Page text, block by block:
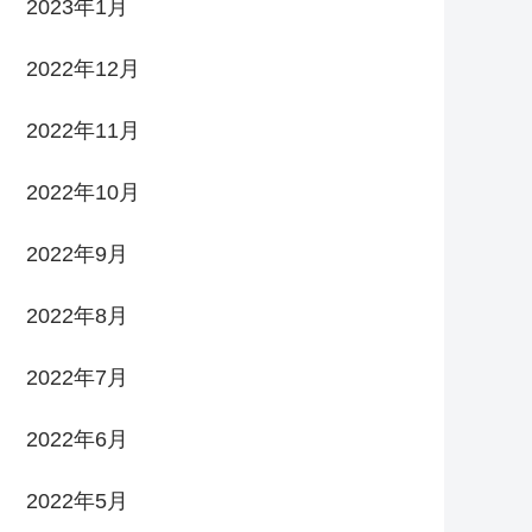
2023年1月
2022年12月
2022年11月
2022年10月
2022年9月
2022年8月
2022年7月
2022年6月
2022年5月